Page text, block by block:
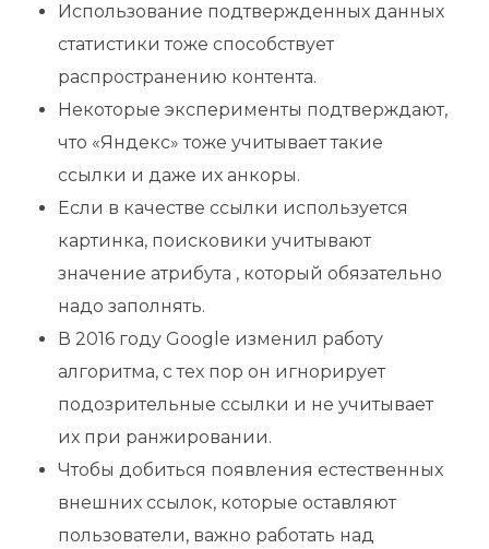
Использование подтвержденных данных
статистики тоже способствует
распространению контента.
Некоторые эксперименты подтверждают,
что «Яндекс» тоже учитывает такие
ссылки и даже их анкоры.
Если в качестве ссылки используется
картинка, поисковики учитывают
значение атрибута , который обязательно
надо заполнять.
В 2016 году Google изменил работу
алгоритма, с тех пор он игнорирует
подозрительные ссылки и не учитывает
их при ранжировании.
Чтобы добиться появления естественных
внешних ссылок, которые оставляют
пользователи, важно работать над